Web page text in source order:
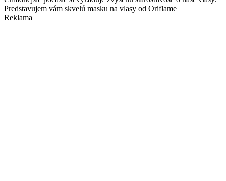
Predstavujem vám skvelú masku na vlasy od Oriflame
Reklama